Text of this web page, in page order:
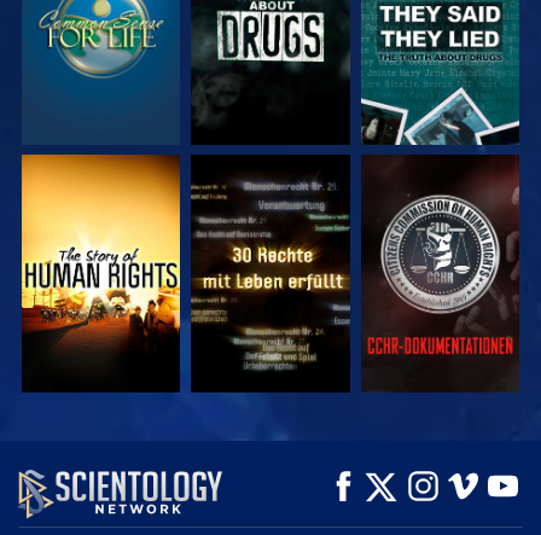
ANSEHEN ANSEHEN ANSEHEN
ANSEHEN
SERIE
ENTDECKEN